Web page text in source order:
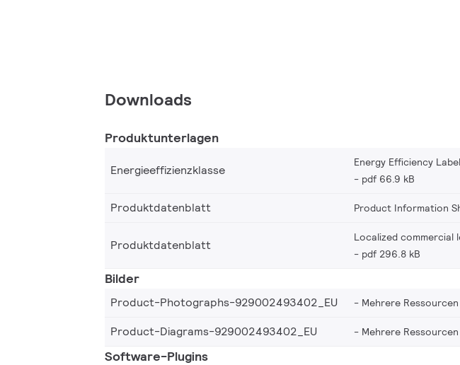
Downloads
Produktunterlagen
Energieeffizienzklasse
Energy Efficiency
pdf 66.9 kB
Produktdatenblatt Product Information
Produktdatenblatt
Localized commercial
pdf 296.8 kB
Bilder
Product-Photographs-929002493402_EU Mehrere Ressourcen
Product-Diagrams-929002493402_EU
Mehrere Ressourcen
Software-Plugins